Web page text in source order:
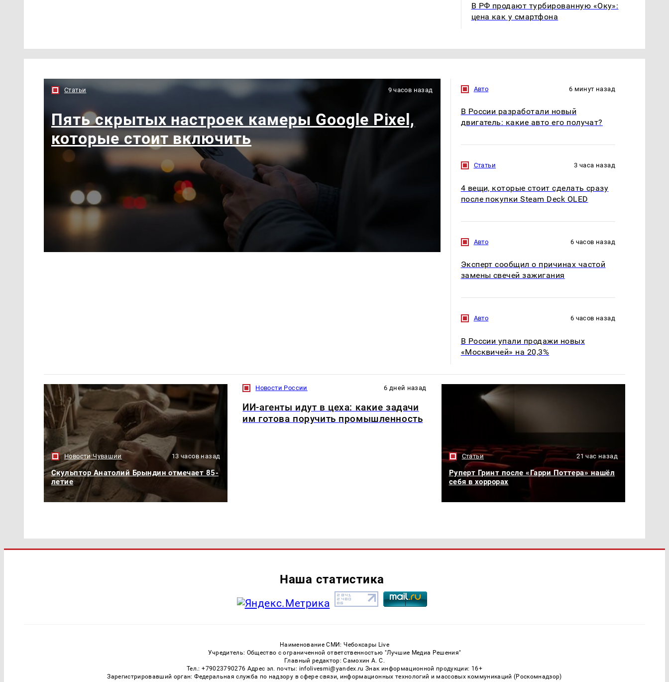
В РФ продают турбированную «Оку»:
цена как у смартфона
Статьи 9 часов назад
Пять скрытых настроек камеры Google Pixel,
которые стоит включить
Авто 6 минут назад
В России разработали новый
двигатель: какие авто его получат?
Статьи 3 часа назад
4 вещи, которые стоит сделать сразу
после покупки Steam Deck OLED
Авто 6 часов назад
Эксперт сообщил о причинах частой
замены свечей зажигания
Авто 6 часов назад
В России упали продажи новых
«Москвичей» на 20,3%
Новости Чувашии 13 часов назад
Скульптор Анатолий Брындин отмечает 85-
летие
Новости России 6 дней назад
ИИ-агенты идут в цеха: какие задачи
им готова поручить промышленность
Статьи 21 час назад
Руперт Гринт после «Гарри Поттера» нашёл
себя в хоррорах
Наша статистика
Наименование СМИ: Чебоксары Live
Учредитель: Общество с ограниченной ответственностью "Лучшие Медиа Решения"
Главный редактор: Самохин А. С.
Тел.: +79023790276 Адрес эл. почты: infolivesmi@yandex.ru Знак информационной продукции: 16+
Зарегистрировавший орган: Федеральная служба по надзору в сфере связи, информационных технологий и массовых коммуникаций (Роскомнадзор)